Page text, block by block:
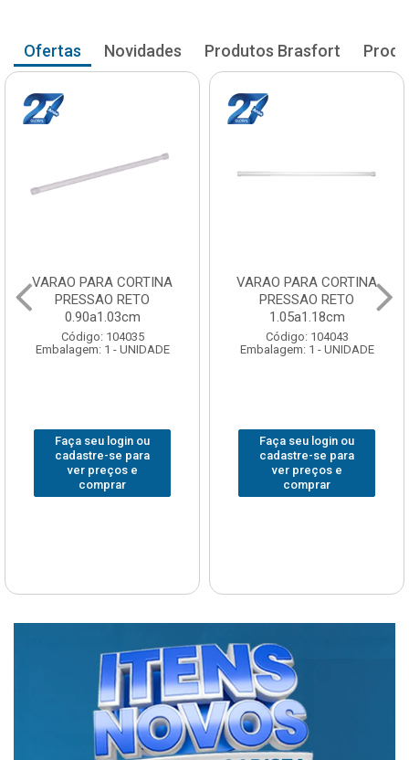
Ofertas Novidades Produtos Brasfort
VARAO PARA CORTINA
PRESSAO RETO
0.90a1.03cm
Código: 104035
Embalagem: 1 - UNIDADE
Faça seu login ou
cadastre-se para
ver preços e
comprar
VARAO PARA CORTINA
PRESSAO RETO
1.05a1.18cm
Código: 104043
Embalagem: 1 - UNIDADE
Faça seu login ou
cadastre-se para
ver preços e
comprar